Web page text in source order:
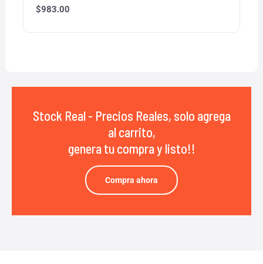
$983.00
Stock Real - Precios Reales, solo agrega
al carrito,
genera tu compra y listo!!
Compra ahora